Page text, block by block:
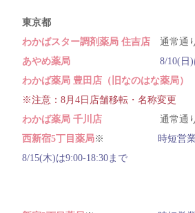
東京都
わかばスター調剤薬局 住吉店 通常通
あやめ薬局
8/10(日)
わかば薬局 豊田店（旧なのはな薬局）
※注意：8月4日店舗移転・名称変更
わかば薬局 千川店 通常通り
西新宿5丁目薬局※ 時短営
8/15(木)は9:00-18:30まで